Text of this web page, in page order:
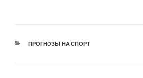
РУБРИКИ
ПРОГНОЗЫ НА СПОРТ